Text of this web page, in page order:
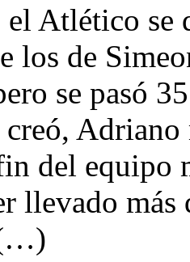
el Atlético se
los de
se pasó
del equipo
llevado más
(…)